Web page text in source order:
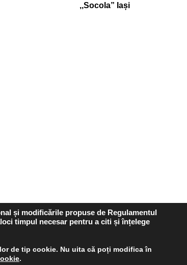
,,Socola” Iași
rezervate Politia Locala Iasi
și modificările propuse de Regulamentul
timpul necesar pentru a citi și înțelege
de tip cookie. Nu uita că poți modifica în
.